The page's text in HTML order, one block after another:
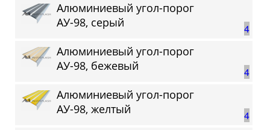
4
Алюминиевый угол-порог
АУ-98, серый
4
Алюминиевый угол-порог
АУ-98, бежевый
4
Алюминиевый угол-порог
АУ-98, желтый